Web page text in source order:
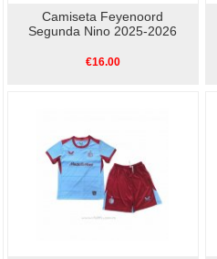
Camiseta Feyenoord
Segunda Nino 2025-2026
€16.00